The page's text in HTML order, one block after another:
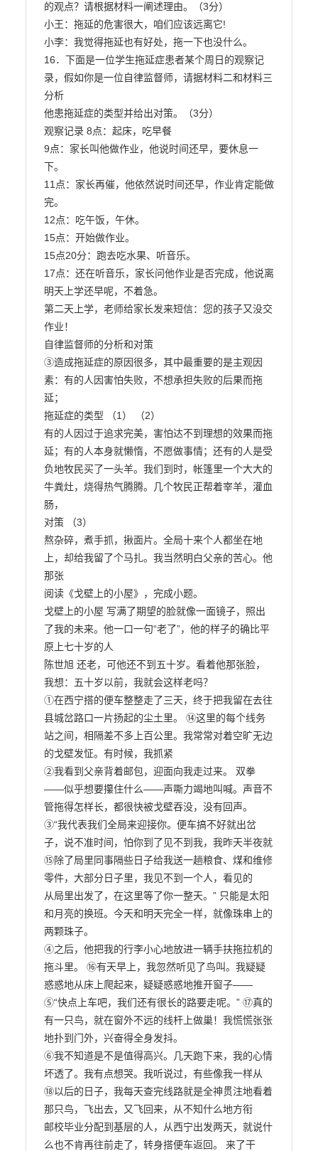
的观点？请根据材料一阐述理由。（3分）
小王：拖延的危害很大，咱们应该远离它!
小李：我觉得拖延也有好处，拖一下也没什么。
16．下面是一位学生拖延症患者某个周日的观察记
录，假如你是一位自律监督师，请据材料二和材料三
分析
他患拖延症的类型并给出对策。（3分）
观察记录 8点：起床，吃早餐
9点：家长叫他做作业，他说时间还早，要休息一
下。
11点：家长再催，他依然说时间还早，作业肯定能做
完。
12点：吃午饭，午休。
15点：开始做作业。
15点20分：跑去吃水果、听音乐。
17点：还在听音乐，家长问他作业是否完成，他说离
明天上学还早呢，不着急。
第二天上学，老师给家长发来短信：您的孩子又没交
作业！
自律监督师的分析和对策
③造成拖延症的原因很多，其中最重要的是主观因
素：有的人因害怕失败，不想承担失败的后果而拖
延；
拖延症的类型 （1） （2）
有的人因过于追求完美，害怕达不到理想的效果而拖
延；有的人本身就懒惰，不愿做事情；还有的人是受
负地牧民买了一头羊。我们到时，帐篷里一个大大的
牛粪灶，烧得热气腾腾。几个牧民正帮着宰羊，灌血
肠，
对策 （3）
熬杂碎，煮手抓，揪面片。全局十来个人都坐在地
上，却给我留了个马扎。我当然明白父亲的苦心。他
那张
阅读《戈壁上的小屋》，完成小题。
戈壁上的小屋 写满了期望的脸就像一面镜子，照出
了我的未来。他一口一句“老了”，他的样子的确比平
原上七十岁的人
陈世旭 还老，可他还不到五十岁。看着他那张脸，
我想：五十岁以前，我就会这样老吗？
①在西宁搭的便车整整走了三天，终于把我留在去往
县城岔路口一片扬起的尘土里。 ⑭这里的每个线务
站之间，相隔差不多上百公里。我常常对着空旷无边
的戈壁发怔。有时候，我抓紧
②我看到父亲背着邮包，迎面向我走过来。 双拳
——似乎想要攥住什么——声嘶力竭地叫喊。声音不
管拖得怎样长，都很快被戈壁吞没，没有回声。
③“我代表我们全局来迎接你。便车搞不好就出岔
子，说不准时间，怕你到了见不到我，我昨天半夜就
⑮除了局里同事隔些日子给我送一趟粮食、煤和维修
零件，大部分日子里，我见不到一个人，看见的
从局里出发了，在这里等了你一整天。” 只能是太阳
和月亮的换班。今天和明天完全一样，就像珠串上的
两颗珠子。
④之后，他把我的行李小心地放进一辆手扶拖拉机的
拖斗里。 ⑯有天早上，我忽然听见了鸟叫。我疑疑
惑惑地从床上爬起来，疑疑惑惑地推开窗子——
⑤“快点上车吧，我们还有很长的路要走呢。” ⑰真的
有一只鸟，就在窗外不远的线杆上做巢！我慌慌张张
地扑到门外，兴奋得全身发抖。
⑥我不知道是不是值得高兴。几天跑下来，我的心情
坏透了。我有点想哭。我听说过，有些像我一样从
⑱以后的日子，我每天查完线路就是全神贯注地看着
那只鸟，飞出去，又飞回来，从不知什么地方衔
邮校毕业分配到基层的人，从西宁出发两天，就说什
么也不肯再往前走了，转身搭便车返回。 来了干